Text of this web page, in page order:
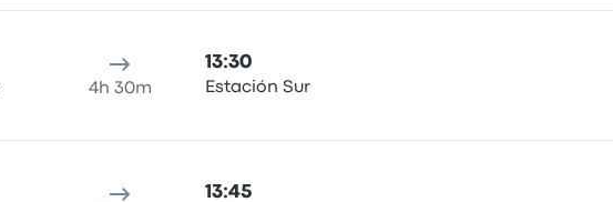
4h 30m
13:30
Estación Sur
13:45